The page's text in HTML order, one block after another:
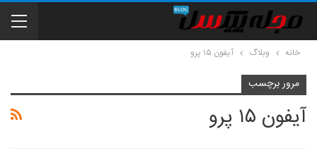
خانه وبلاگ آیفون ۱۵ پرو
مرور برچسب
آیفون ۱۵ پرو